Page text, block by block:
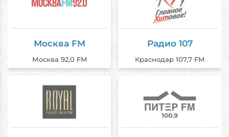
Москва FM
Москва 92,0 FM
Радио 107
Краснодар 107,7 FM